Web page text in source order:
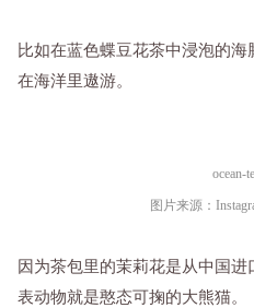
比如在蓝色蝶豆花茶中浸泡的
在海洋里遨游。
ocean-
图片来源：
因为茶包里的茉莉花是从中国
表动物就是憨态可掬的大熊猫。